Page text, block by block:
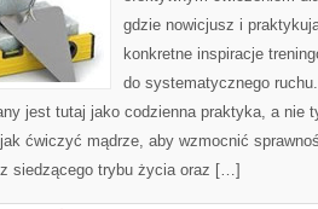
gdzie nowicjusz i
konkretne inspiracje
do systematycznego
jest tutaj jako codzienna praktyka, a nie
ćwiczyć mądrze, aby wzmocnić
siedzącego trybu życia oraz […]